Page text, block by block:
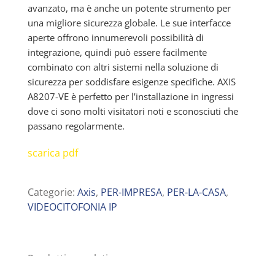
avanzato, ma è anche un potente strumento per
una migliore sicurezza globale. Le sue interfacce
aperte offrono innumerevoli possibilità di
integrazione, quindi può essere facilmente
combinato con altri sistemi nella soluzione di
sicurezza per soddisfare esigenze specifiche. AXIS
A8207-VE è perfetto per l’installazione in ingressi
dove ci sono molti visitatori noti e sconosciuti che
passano regolarmente.
scarica pdf
Categorie: Axis, PER-IMPRESA, PER-LA-CASA,
VIDEOCITOFONIA IP